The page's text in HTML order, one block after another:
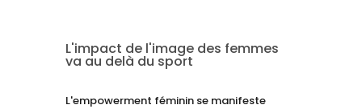
L'impact de l'image des femmes
va au delà du sport
L'empowerment féminin se manifeste